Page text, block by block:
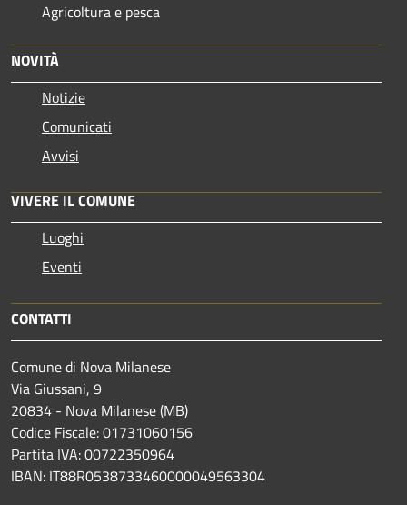
Agricoltura e pesca
NOVITÀ
Notizie
Comunicati
Avvisi
VIVERE IL COMUNE
Luoghi
Eventi
CONTATTI
Comune di Nova Milanese
Via Giussani, 9
20834 - Nova Milanese (MB)
Codice Fiscale: 01731060156
Partita IVA: 00722350964
IBAN: IT88R0538733460000049563304